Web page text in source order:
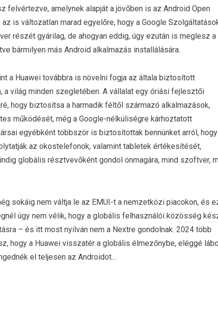
felvértezve, amelynek alapját a jövőben is az Android Open
is változatlan marad egyelőre, hogy a Google
részét gyárilag, de ahogyan eddig, úgy ezután is meglesz a
bármilyen más Android alkalmazás installálására.
a Huawei továbbra is növelni fogja az általa biztosított
a világ minden szegletében. A vállalat egy óriási fejlesztői
hogy biztosítsa a harmadik féltől származó alkalmazások,
működését, még a Google-nélküliségre kárhoztatott
egyébként többször is biztosítottak bennünket arról,
az okostelefonok, valamint tabletek értékesítését,
globális résztvevőként gondol önmagára, mind szoftver,
sokáig nem váltja le az EMUI-t a nemzetközi piacokon, és
úgy nem vélik, hogy a globális felhasználói közösség
– és itt most nyilván nem a Nextre gondolnak. 2024 több
hogy a Huawei visszatér a globális élmezőnybe, eléggé
el teljesen az Androidot…